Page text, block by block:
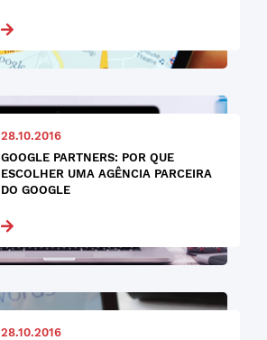
28.10.2016
GOOGLE PARTNERS: POR QUE
ESCOLHER UMA AGÊNCIA PARCEIRA
DO GOOGLE
28.10.2016